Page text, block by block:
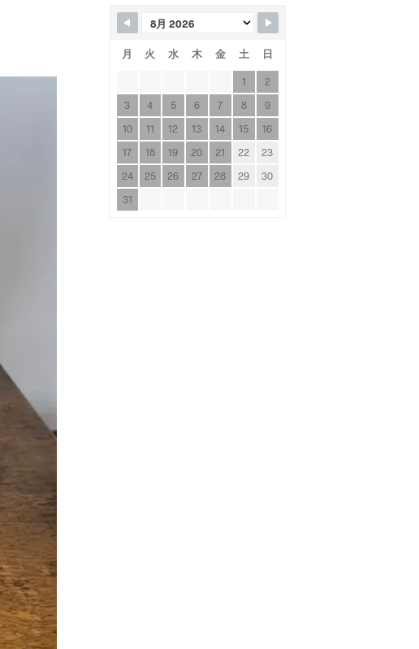
月 火 水 木 金 土 日
1
2
3
4 5 6 7 8
9
10
11 12 13 14 15
16
17
18 19 20 21 22
23
24
25 26 27 28 29
30
31